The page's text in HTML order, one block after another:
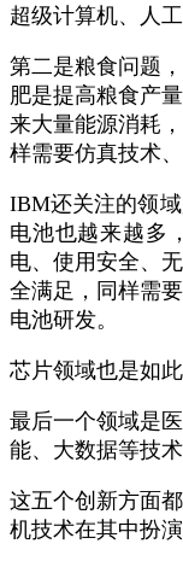
超级计算机、人
第二是粮食问题
肥是提高粮食产
来大量能源消耗
样需要仿真技术、
IBM还关注的领
电池也越来越多
电、使用安全、
全满足，同样需
电池研发。
芯片领域也是如此
最后一个领域是
能、大数据等技
这五个创新方面
机技术在其中扮